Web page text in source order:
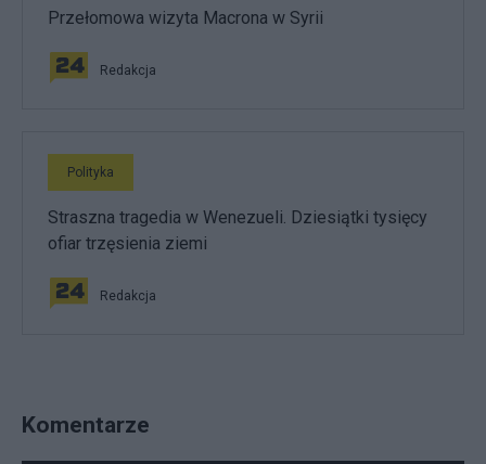
Przełomowa wizyta Macrona w Syrii
Redakcja
Polityka
Straszna tragedia w Wenezueli. Dziesiątki tysięcy
ofiar trzęsienia ziemi
Redakcja
Komentarze